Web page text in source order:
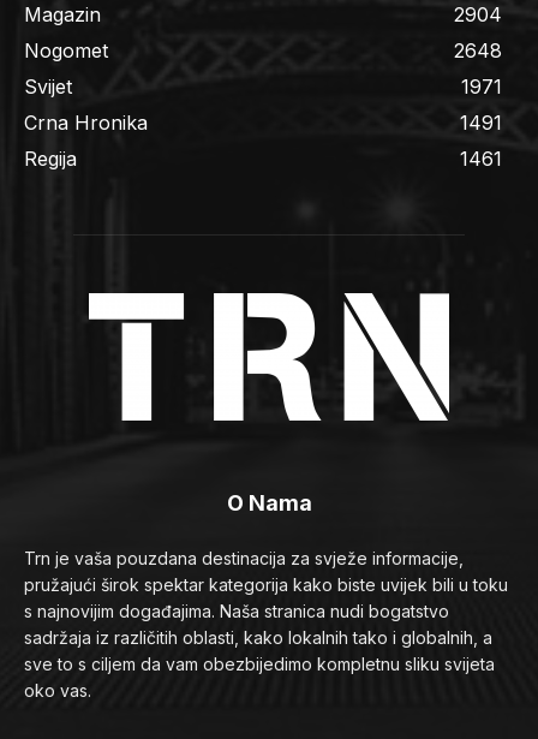
Magazin
2904
Nogomet
2648
Svijet
1971
Crna Hronika
1491
Regija
1461
O Nama
Trn je vaša pouzdana destinacija za svježe informacije,
pružajući širok spektar kategorija kako biste uvijek bili u toku
s najnovijim događajima. Naša stranica nudi bogatstvo
sadržaja iz različitih oblasti, kako lokalnih tako i globalnih, a
sve to s ciljem da vam obezbijedimo kompletnu sliku svijeta
oko vas.